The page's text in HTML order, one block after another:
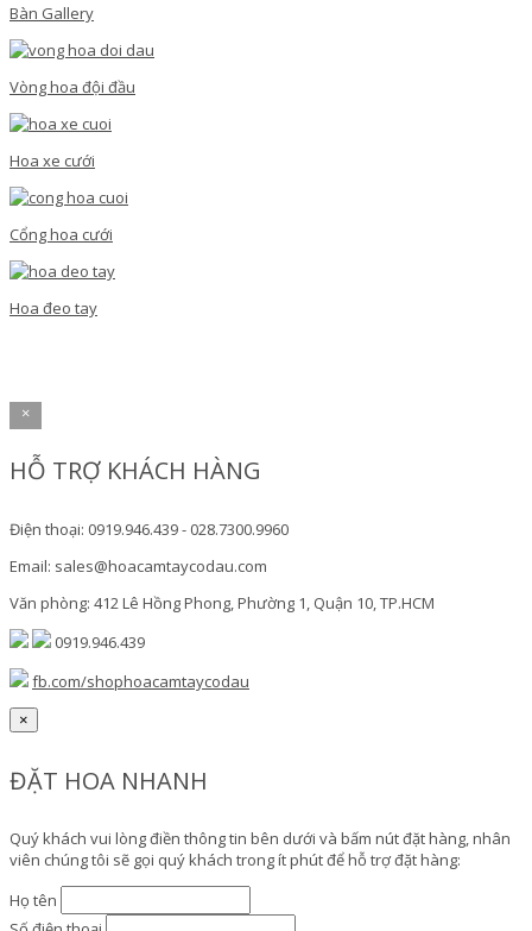
Bàn Gallery
Vòng hoa đội đầu
Hoa xe cưới
Cổng hoa cưới
Hoa đeo tay
×
HỖ TRỢ KHÁCH HÀNG
Điện thoại: 0919.946.439 - 028.7300.9960
Email: sales@hoacamtaycodau.com
Văn phòng: 412 Lê Hồng Phong, Phường 1, Quận 10, TP.HCM
0919.946.439
fb.com/shophoacamtaycodau
×
ĐẶT HOA NHANH
Quý khách vui lòng điền thông tin bên dưới và bấm nút đặt hàng, nhân
viên chúng tôi sẽ gọi quý khách trong ít phút để hỗ trợ đặt hàng:
Họ tên